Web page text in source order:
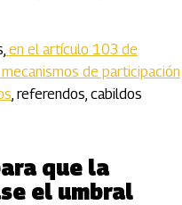
en el artículo 103 de
de participación
, referendos, cabildos
que la
el umbral